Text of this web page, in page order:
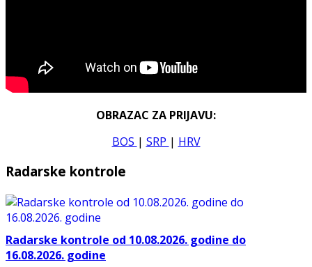
OBRAZAC ZA PRIJAVU:
BOS | SRP | HRV
Radarske kontrole
Radarske kontrole od 10.08.2026. godine do
16.08.2026. godine